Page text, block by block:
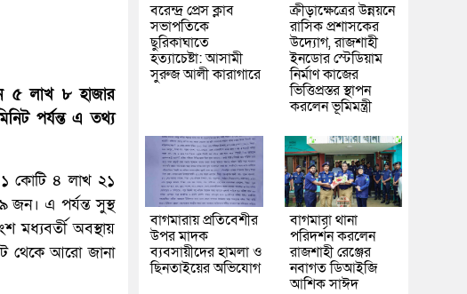
৫ লাখ ৮ হাজার
পর্যন্ত এ তথ্য
১ কোটি ৪ লাখ ২১
জন। এ পর্যন্ত সুস্থ
অবস্থায়
থেকে আরো জানা
বরেন্দ্র প্রেস ক্লাব
সভাপতিকে
ছুরিকাঘাতে
হত্যাচেষ্টা: আসামী
সুরুজ আলী কারাগারে
ক্রীড়াক্ষেত্রের উন্নয়নে
রাসিক প্রশাসকের
উদ্যোগ, রাজশাহী
ইনডোর স্টেডিয়াম
নির্মাণ কাজের
ভিত্তিপ্রস্তর স্থাপন
করলেন ভূমিমন্ত্রী
বাগমারায় প্রতিবেশীর
উপর মাদক
ব্যবসায়ীদের হামলা ও
ছিনতাইয়ের অভিযোগ
বাগমারা থানা
পরিদর্শন করলেন
রাজশাহী রেঞ্জের
নবাগত ডিআইজি
আশিক সাঈদ